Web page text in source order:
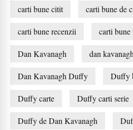
carti bune citit carti bune de
carti bune recenzii carti bune
Dan Kavanagh dan
Dan Kavanagh Duffy Duffy
Duffy carte Duffy carti serie
Duffy de Dan Kavanagh